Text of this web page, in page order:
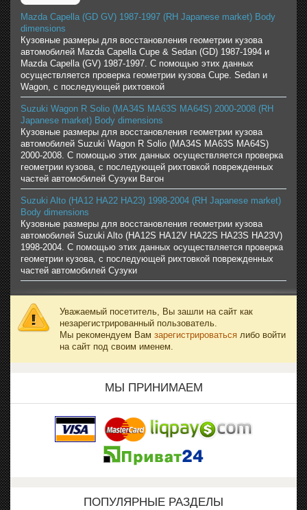
Mazda Capella (GD GV) 1987-1997 (RH Japanese market) Body
dimensions
Кузовные размеры для восстановления геометрии кузова
автомобилей Mazda Capella Cupe & Sedan (GD) 1987-1994 и
Mazda Capella (GV) 1987-1997. С помощью этих данных
осуществляется проверка геометрии кузова Cupe. Sedan и
Wagon, с последующей рихтовкой
Suzuki Wagon R Solio (MA34S MA63S MA64S) 2000-2008 (RH
Japanese market) Body dimensions
Кузовные размеры для восстановления геометрии кузова
автомобилей Suzuki Wagon R Solio (MA34S MA63S MA64S)
2000-2008. С помощью этих данных осуществляется проверка
геометрии кузова, с последующей рихтовкой поврежденных
частей автомобилей Сузуки Вагон
Suzuki Alto (HA12 HA22 HA23) 1998-2004 (RH Japanese market)
Body dimensions
Кузовные размеры для восстановления геометрии кузова
автомобилей Suzuki Alto (HA12S HA12V HA22S HA23S HA23V)
1998-2004. С помощью этих данных осуществляется проверка
геометрии кузова, с последующей рихтовкой поврежденных
частей автомобилей Сузуки
Уважаемый посетитель, Вы зашли на сайт как
незарегистрированный пользователь.
Мы рекомендуем Вам зарегистрироваться либо войти
на сайт под своим именем.
МЫ ПРИНИМАЕМ
ПОПУЛЯРНЫЕ РАЗДЕЛЫ